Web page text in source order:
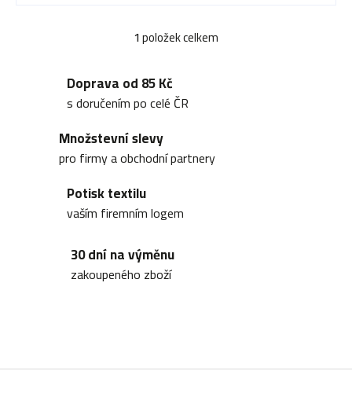
O
l
d
c
1položek celkem
Doprava od 85 Kč
s doručením po celé ČR
Množstevní slevy
pro firmy a obchodní partnery
Potisk textilu
vaším firemním logem
30 dní na výměnu
zakoupeného zboží